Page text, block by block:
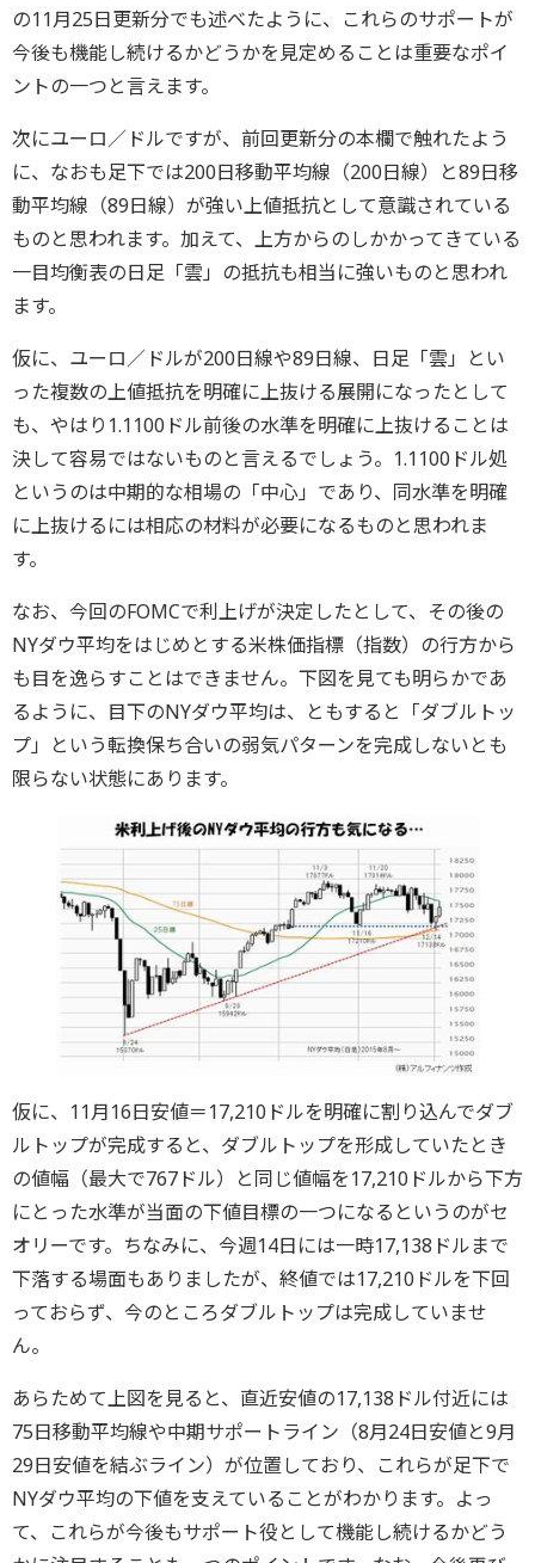
の11月25日更新分でも述べたように、これらのサポートが
今後も機能し続けるかどうかを見定めることは重要なポイ
ントの一つと言えます。
次にユーロ／ドルですが、前回更新分の本欄で触れたよう
に、なおも足下では200日移動平均線（200日線）と89日移
動平均線（89日線）が強い上値抵抗として意識されている
ものと思われます。加えて、上方からのしかかってきている
一目均衡表の日足「雲」の抵抗も相当に強いものと思われ
ます。
仮に、ユーロ／ドルが200日線や89日線、日足「雲」とい
った複数の上値抵抗を明確に上抜ける展開になったとして
も、やはり1.1100ドル前後の水準を明確に上抜けることは
決して容易ではないものと言えるでしょう。1.1100ドル処
というのは中期的な相場の「中心」であり、同水準を明確
に上抜けるには相応の材料が必要になるものと思われま
す。
なお、今回のFOMCで利上げが決定したとして、その後の
NYダウ平均をはじめとする米株価指標（指数）の行方から
も目を逸らすことはできません。下図を見ても明らかであ
るように、目下のNYダウ平均は、ともすると「ダブルトッ
プ」という転換保ち合いの弱気パターンを完成しないとも
限らない状態にあります。
仮に、11月16日安値＝17,210ドルを明確に割り込んでダブ
ルトップが完成すると、ダブルトップを形成していたとき
の値幅（最大で767ドル）と同じ値幅を17,210ドルから下方
にとった水準が当面の下値目標の一つになるというのがセ
オリーです。ちなみに、今週14日には一時17,138ドルまで
下落する場面もありましたが、終値では17,210ドルを下回
っておらず、今のところダブルトップは完成していませ
ん。
あらためて上図を見ると、直近安値の17,138ドル付近には
75日移動平均線や中期サポートライン（8月24日安値と9月
29日安値を結ぶライン）が位置しており、これらが足下で
NYダウ平均の下値を支えていることがわかります。よっ
て、これらが今後もサポート役として機能し続けるかどう